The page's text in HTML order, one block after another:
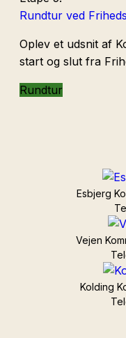
Rundtur ved
Oplev et udsnit af
start og slut fra
Rundtur
Esbjerg
Vejen
Kolding